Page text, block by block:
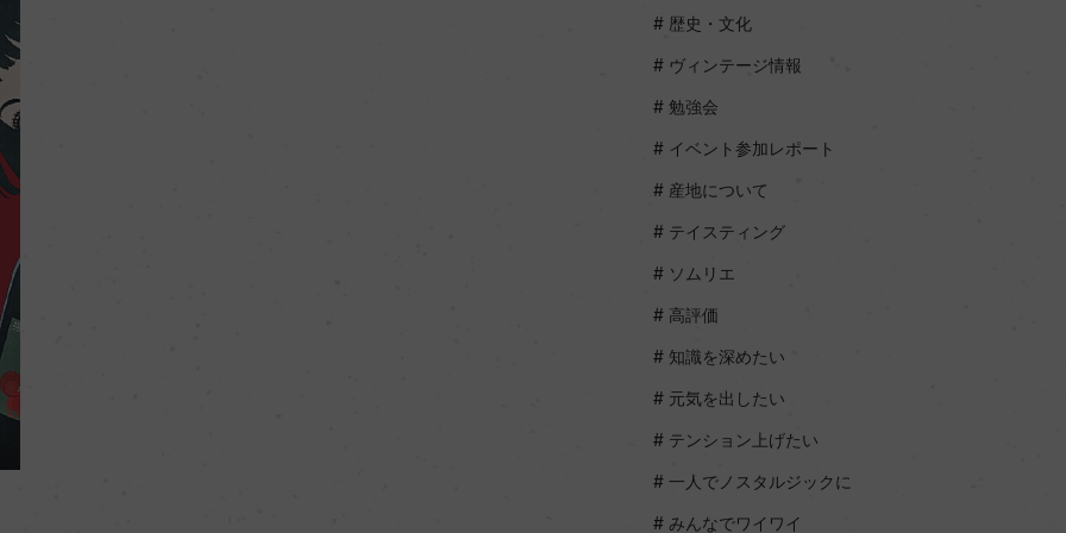
歴史・文化
ヴィンテージ情報
勉強会
イベント参加レポート
産地について
テイスティング
ソムリエ
高評価
知識を深めたい
元気を出したい
テンション上げたい
一人でノスタルジックに
みんなでワイワイ